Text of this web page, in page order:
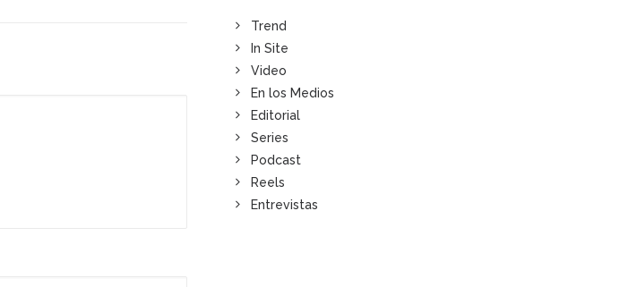
Trend
In Site
Video
En los Medios
Editorial
Series
Podcast
Reels
Entrevistas